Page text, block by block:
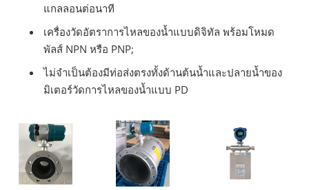
แกลลอนต่อนาที
เครื่องวัดอัตราการไหลของน้ำแบบดิจิทัล พร้อมโหมด
พัลส์ NPN หรือ PNP;
ไม่จำเป็นต้องมีท่อส่งตรงทั้งด้านต้นน้ำและปลายน้ำของ
มิเตอร์วัดการไหลของน้ำแบบ PD